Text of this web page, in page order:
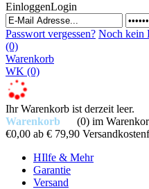
EinloggenLogin
Passwort vergessen? Noch kein
(0)
Warenkorb
WK (0)
Ihr Warenkorb ist derzeit leer.
Warenkorb
(0) im
€0,00 ab € 79,90
HIlfe & Mehr
Garantie
Versand